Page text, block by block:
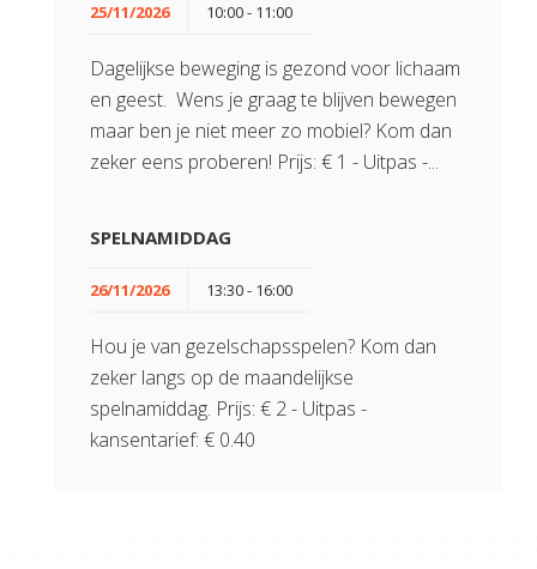
25/11/2026 10:00 - 11:00
Dagelijkse beweging is gezond voor lichaam
en geest. Wens je graag te blijven bewegen
maar ben je niet meer zo mobiel? Kom dan
zeker eens proberen! Prijs: € 1 - Uitpas -...
SPELNAMIDDAG
26/11/2026 13:30 - 16:00
Hou je van gezelschapsspelen? Kom dan
zeker langs op de maandelijkse
spelnamiddag. Prijs: € 2 - Uitpas -
kansentarief: € 0.40